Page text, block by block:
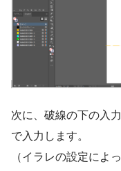
次に、破線の下の入
で入力します。
（イラレの設定によ